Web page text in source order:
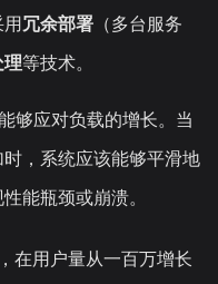
冗余部署 （多台服务
等技术。
够应对负载的增长。当
，系统应该能够平滑地
能瓶颈或崩溃。
在用户量从一百万增长